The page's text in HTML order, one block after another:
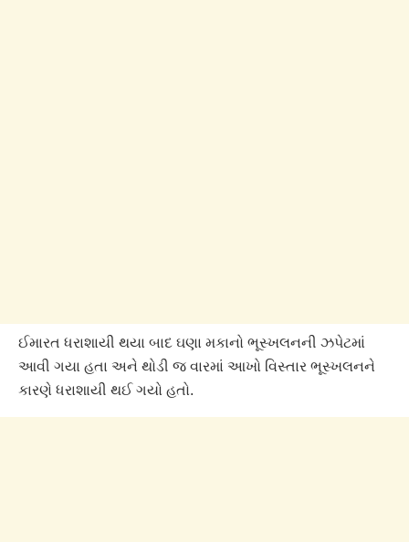
ઈમારત ધરાશાયી થયા બાદ ઘણા મકાનો ભૂસ્ખલનની ઝપેટમાં
આવી ગયા હતા અને થોડી જ વારમાં આખો વિસ્તાર ભૂસ્ખલનને
કારણે ધરાશાયી થઈ ગયો હતો.